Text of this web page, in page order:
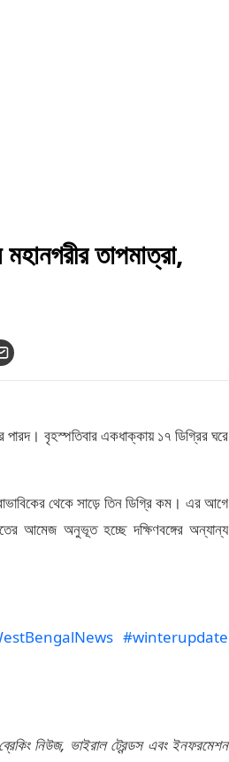
তাপমাত্রা,
পারদ। বৃহস্পতিবার একধাক্কায় ১৭ ডিগ্রির ঘরে
থেকে সাড়ে তিন ডিগ্রি কম। এর আগে
আমেজ অনুভূত হচ্ছে দক্ষিণবঙ্গের অন্যান্য
#winterupdate
নিউজ, ভাইরাল ট্রেন্ডস এবং ইনফরমেশন